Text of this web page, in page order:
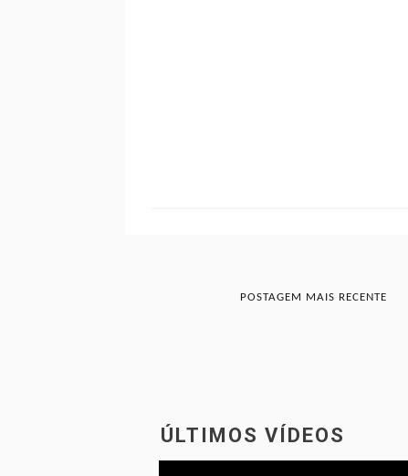
POSTAGEM MAIS RECENTE
ÚLTIMOS VÍDEOS